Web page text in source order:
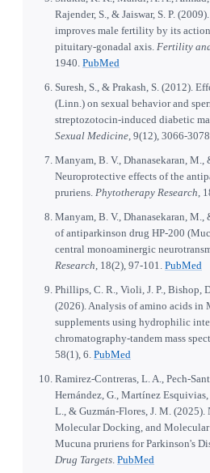
Rajender, S., & Jaiswar, S. P.
improves male fertility by its
pituitary-gonadal axis. Fertility
1940. PubMed
Suresh, S., & Prakash, S. (2012).
(Linn.) on sexual behavior and
streptozotocin-induced diabetic
Sexual Medicine , 9(12), 3066-3078.
Manyam, B. V., Dhanasekaran, M.,
Neuroprotective effects of the
pruriens. Phytotherapy Research ,
Manyam, B. V., Dhanasekaran, M.,
of antiparkinson drug HP-200
central monoaminergic
Research , 18(2), 97-101. PubMed
Phillips, C. R., Violi, J. P., Bishop,
(2026). Analysis of amino acids in
supplements using hydrophilic
chromatography-tandem mass
58(1), 6. PubMed
Ramirez-Contreras, L. A., Pech-
Hernández, G., Martínez Esquivias,
L., & Guzmán-Flores, J. M. (2025).
Molecular Docking, and
Mucuna pruriens for Parkinson's
Drug Targets PubMed